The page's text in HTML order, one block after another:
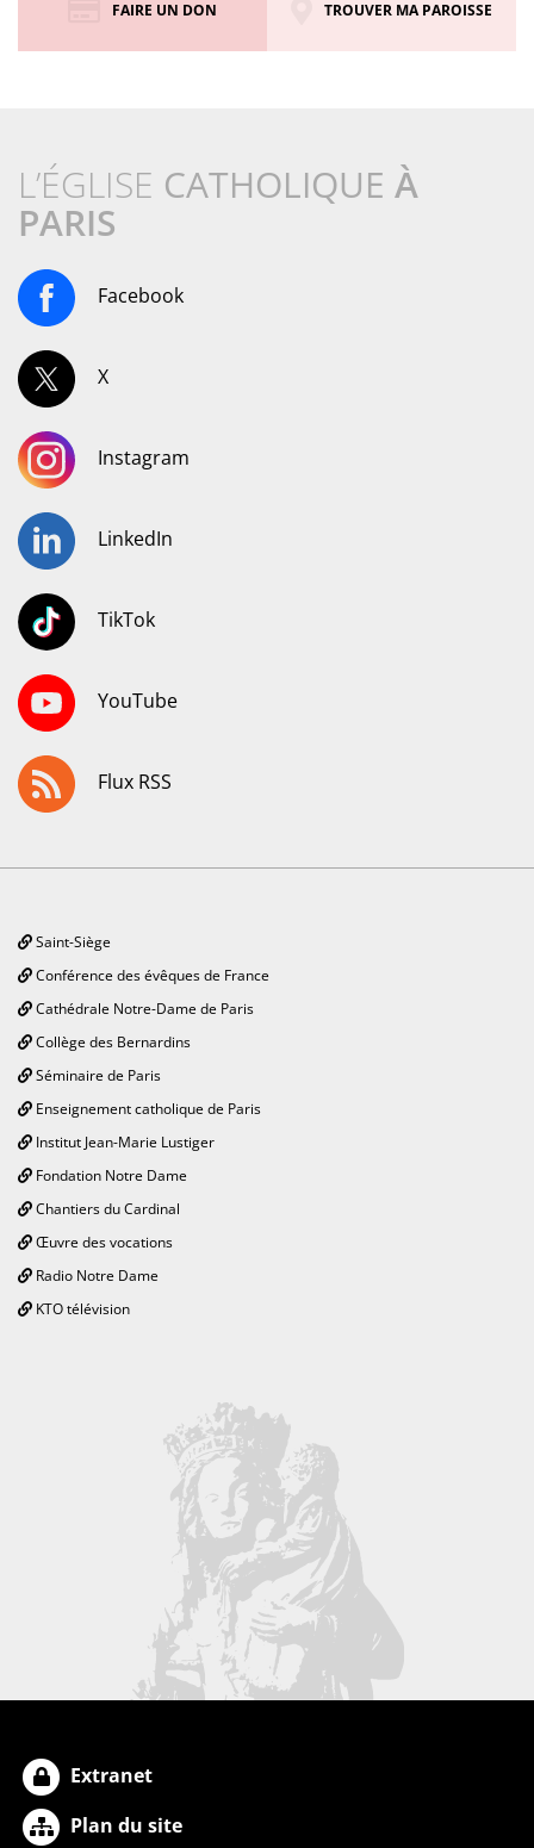
FAIRE UN DON TROUVER MA PAROISSE
L’ÉGLISE CATHOLIQUE À
PARIS
Facebook
X
Instagram
LinkedIn
TikTok
YouTube
Flux RSS
Saint-Siège
Conférence des évêques de France
Cathédrale Notre-Dame de Paris
Collège des Bernardins
Séminaire de Paris
Enseignement catholique de Paris
Institut Jean-Marie Lustiger
Fondation Notre Dame
Chantiers du Cardinal
Œuvre des vocations
Radio Notre Dame
KTO télévision
Extranet
Plan du site